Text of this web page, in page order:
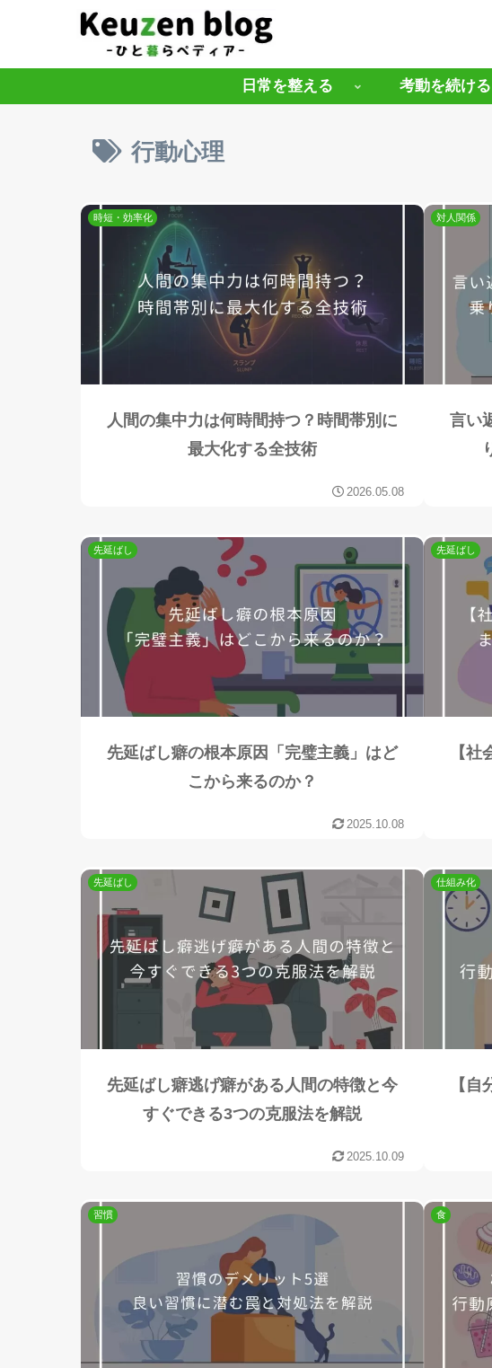
日常を整える 考動を続ける
行動心理
時短・効率化
人間の集中力は何時間持つ？時間帯別に
最大化する全技術
2026.05.08
対人関係
言い
先延ばし
先延ばし癖の根本原因「完璧主義」はど
こから来るのか？
2025.10.08
先延ばし
【
先延ばし
先延ばし癖逃げ癖がある人間の特徴と今
すぐできる3つの克服法を解説
2025.10.09
仕組み化
【
習慣 食